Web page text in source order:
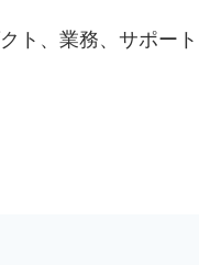
ト、業務、サポー